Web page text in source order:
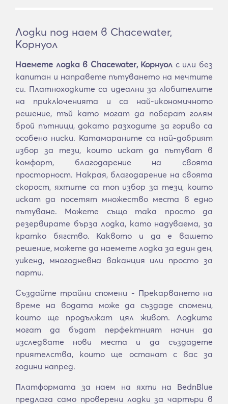
Лодки под наем в Chacewater,
Корнуол
Наемете лодка в Chacewater, Корнуол с или без
капитан и направете пътуването на мечтите
си. Платноходките са идеални за любителите
на приключенията и са най-икономичното
решение, тъй като могат да поберат голям
брой пътници, докато разходите за гориво са
особено ниски. Катамараните са най-добрият
избор за тези, които искат да пътуват в
комфорт, благодарение на своята
просторност. Накрая, благодарение на своята
скорост, яхтите са топ избор за тези, които
искат да посетят множество места в едно
пътуване. Можете също така просто да
резервирате бърза лодка, като надуваема, за
кратко бягство. Каквото и да е вашето
решение, можете да наемете лодка за един ден,
уикенд, многодневна ваканция или просто за
парти.
Създайте трайни спомени - Прекарването на
време на водата може да създаде спомени,
които ще продължат цял живот. Лодките
могат да бъдат перфектният начин да
изследвате нови места и да създадете
приятелства, които ще останат с вас за
години напред.
Платформата за наем на яхти на BednBlue
предлага само проверени лодки за чартъри в